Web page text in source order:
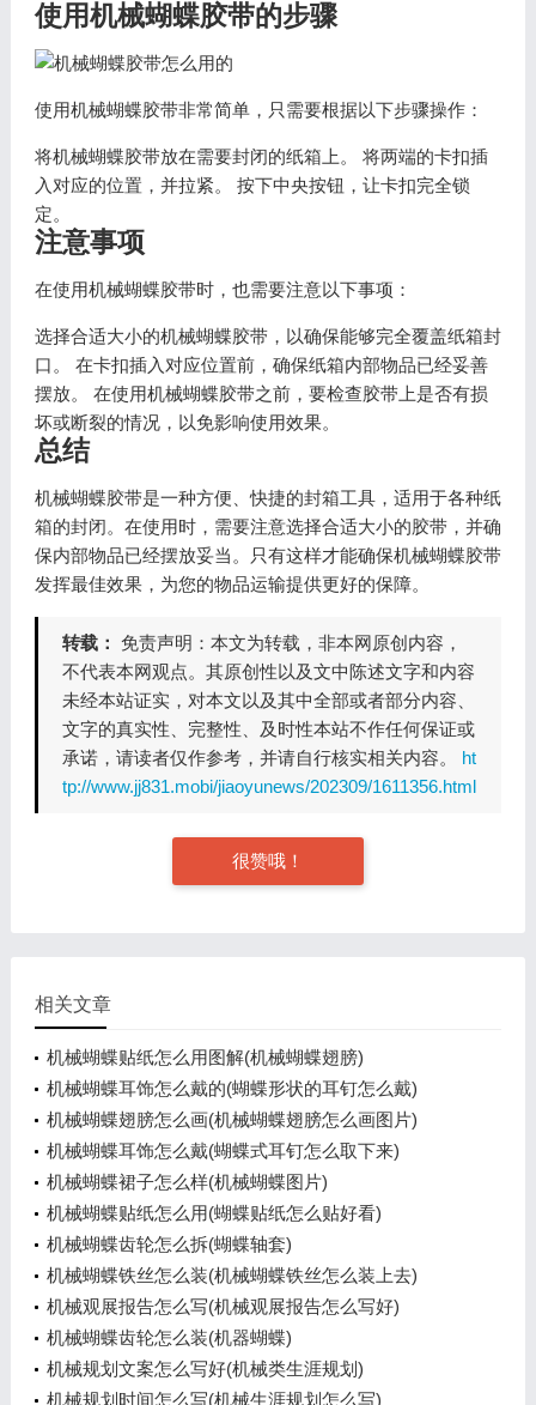
使用机械蝴蝶胶带的步骤
使用机械蝴蝶胶带非常简单，只需要根据以下步骤操作：
将机械蝴蝶胶带放在需要封闭的纸箱上。 将两端的卡扣插
入对应的位置，并拉紧。 按下中央按钮，让卡扣完全锁
定。
注意事项
在使用机械蝴蝶胶带时，也需要注意以下事项：
选择合适大小的机械蝴蝶胶带，以确保能够完全覆盖纸箱封
口。 在卡扣插入对应位置前，确保纸箱内部物品已经妥善
摆放。 在使用机械蝴蝶胶带之前，要检查胶带上是否有损
坏或断裂的情况，以免影响使用效果。
总结
机械蝴蝶胶带是一种方便、快捷的封箱工具，适用于各种纸
箱的封闭。在使用时，需要注意选择合适大小的胶带，并确
保内部物品已经摆放妥当。只有这样才能确保机械蝴蝶胶带
发挥最佳效果，为您的物品运输提供更好的保障。
转载： 免责声明：本文为转载，非本网原创内容，
不代表本网观点。其原创性以及文中陈述文字和内容
未经本站证实，对本文以及其中全部或者部分内容、
文字的真实性、完整性、及时性本站不作任何保证或
承诺，请读者仅作参考，并请自行核实相关内容。 ht
tp://www.jj831.mobi/jiaoyunews/202309/1611356.html
很赞哦！
相关文章
机械蝴蝶贴纸怎么用图解(机械蝴蝶翅膀)
机械蝴蝶耳饰怎么戴的(蝴蝶形状的耳钉怎么戴)
机械蝴蝶翅膀怎么画(机械蝴蝶翅膀怎么画图片)
机械蝴蝶耳饰怎么戴(蝴蝶式耳钉怎么取下来)
机械蝴蝶裙子怎么样(机械蝴蝶图片)
机械蝴蝶贴纸怎么用(蝴蝶贴纸怎么贴好看)
机械蝴蝶齿轮怎么拆(蝴蝶轴套)
机械蝴蝶铁丝怎么装(机械蝴蝶铁丝怎么装上去)
机械观展报告怎么写(机械观展报告怎么写好)
机械蝴蝶齿轮怎么装(机器蝴蝶)
机械规划文案怎么写好(机械类生涯规划)
机械规划时间怎么写(机械生涯规划怎么写)